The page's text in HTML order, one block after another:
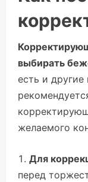
выбирать
есть и
желаемого
Для
перед